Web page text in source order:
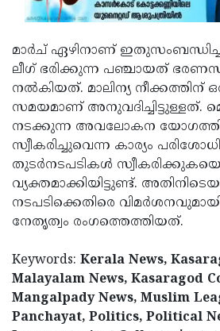
മാര്‍ച് ഏഴിനാണ്
ലീഗ് ഭരിക്കുന്ന പഞ്ചായത്
നല്‍കിയത്. മാലിന്യ നീക്കത്തിന്
സമയമാണ് അനുവദിച്ചിട്ടുള്ളത്.
നടക്കുന്ന അവലോകന
സ്വീകരിച്ചുവെന്ന കാര്യം
തുടര്‍നടപടികള്‍
വ്യക്തമാക്കിയിട്ടുണ്ട്.
നടപടിക്കെതിരെ വിമര്‍ശനവുമായി
നേതൃത്വം രംഗത്തെത്തിയത്.
Keywords: Kerala News,
Malayalam News, Kasaragod
Mangalpady News, Muslim
Panchayat, Politics, Political